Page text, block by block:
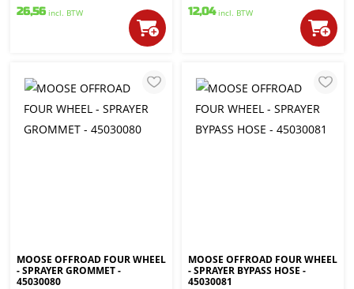
26,56 incl. BTW
12,04 incl. BTW
MOOSE OFFROAD FOUR WHEEL
- SPRAYER GROMMET -
45030080
MOOSE OFFROAD FOUR WHEEL
- SPRAYER BYPASS HOSE -
45030081